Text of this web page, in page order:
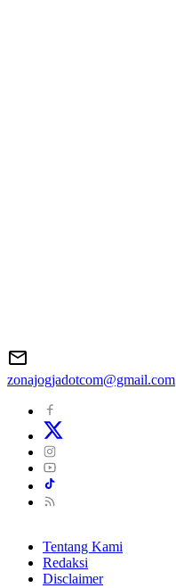
zonajogjadotcom@gmail.com
Tentang Kami
Redaksi
Disclaimer